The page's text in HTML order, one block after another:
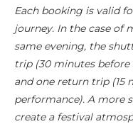
Each booking is valid
journey. In the case of
same evening, the
trip (30 minutes
and one return trip (15
performance). A more
create a festival